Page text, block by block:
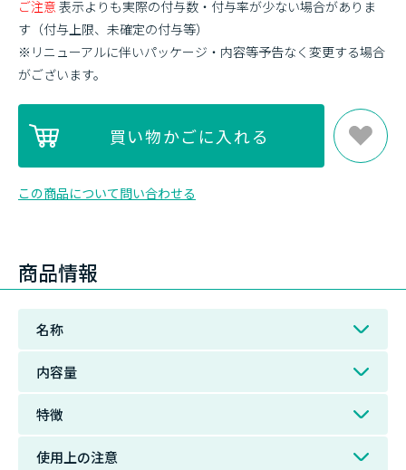
ご注意 表示よりも実際の付与数・付与率が少ない場合がありま
す（付与上限、未確定の付与等）
※リニューアルに伴いパッケージ・内容等予告なく変更する場合
がございます。
この商品について問い合わせる
商品情報
名称
内容量
特徴
使用上の注意